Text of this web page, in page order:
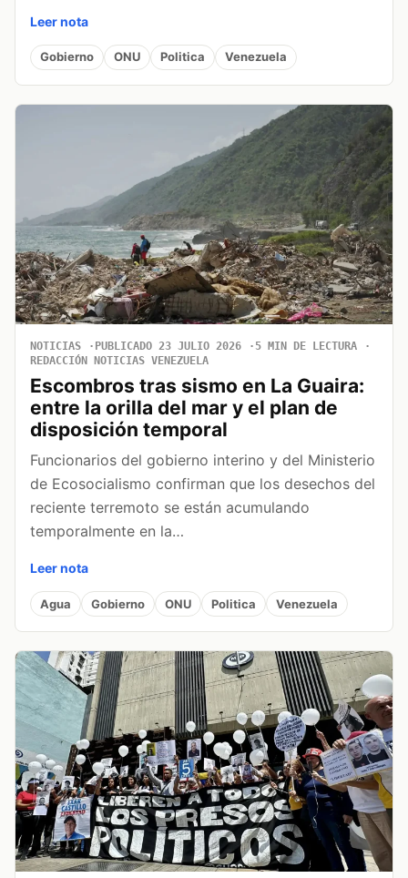
Leer nota
Gobierno ONU Politica Venezuela
NOTICIAS PUBLICADO 23 JULIO 2026
5 MIN DE LECTURA
REDACCIÓN NOTICIAS VENEZUELA
Escombros tras sismo en La Guaira:
entre la orilla del mar y el plan de
disposición temporal
Funcionarios del gobierno interino y del Ministerio
de Ecosocialismo confirman que los desechos del
reciente terremoto se están acumulando
temporalmente en la…
Leer nota
Agua Gobierno ONU Politica Venezuela